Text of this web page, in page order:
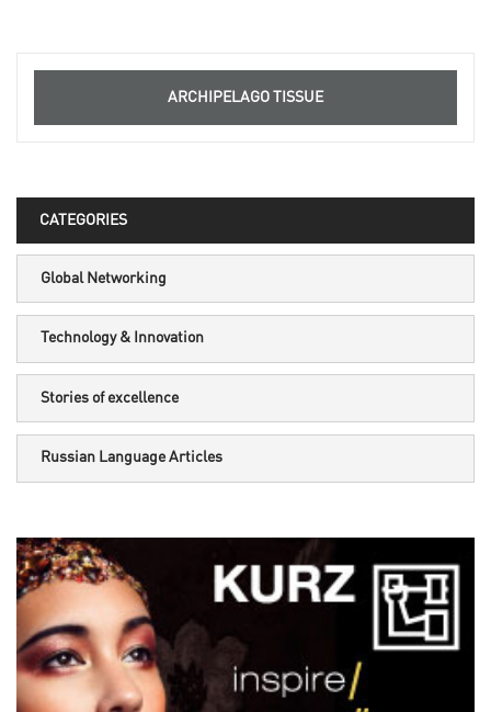
ARCHIPELAGO TISSUE
CATEGORIES
Global Networking
Technology & Innovation
Stories of excellence
Russian Language Articles